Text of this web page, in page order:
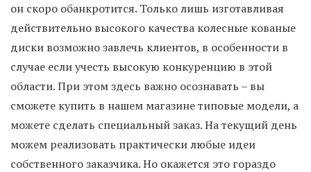
он скоро обанкротится. Только лишь изготавливая
действительно высокого качества колесные кованые
диски возможно завлечь клиентов, в особенности в
случае если учесть высокую конкуренцию в этой
области. При этом здесь важно осознавать – вы
сможете купить в нашем магазине типовые модели, а
можете сделать специальный заказ. На текущий день
можем реализовать практически любые идеи
собственного заказчика. Но окажется это гораздо